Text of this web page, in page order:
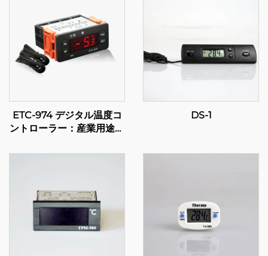
ETC-974 デジタル温度コ
ントローラー：産業用途向
御
DS-1